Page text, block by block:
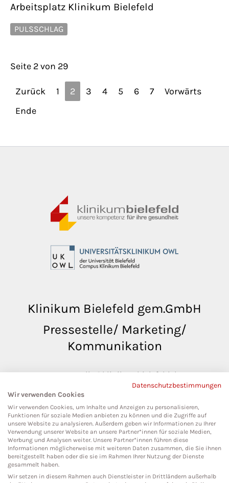
Arbeitsplatz Klinikum Bielefeld
PULSSCHLAG
Seite 2 von 29
Zurück 1 2 3 4 5 6 7
Vorwärts
Ende
Klinikum Bielefeld gem.GmbH
Pressestelle/ Marketing/
Kommunikation
pressestelle@klinikumbielefeld.de
Teutoburger Str. 50
33604 Bielefeld
Social Media
Datenschutzbestimmungen
Wir verwenden Cookies
Wir verwenden Cookies, um Inhalte und Anzeigen zu personalisieren,
Funktionen für soziale Medien anbieten zu können und die Zugriffe auf
unsere Website zu analysieren. Außerdem geben wir Informationen zu Ihrer
Verwendung unserer Website an unsere Partner*innen für soziale Medien,
Werbung und Analysen weiter. Unsere Partner*innen führen diese
Informationen möglicherweise mit weiteren Daten zusammen, die Sie ihnen
bereitgestellt haben oder die sie im Rahmen Ihrer Nutzung der Dienste
gesammelt haben.
Wir setzen in diesem Rahmen auch Dienstleister in Drittländern außerhalb